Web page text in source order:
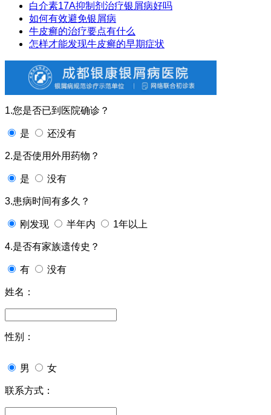
白介素17A抑制剂治疗银屑病好吗
如何有效避免银屑病
牛皮癣的治疗要点有什么
怎样才能发现牛皮癣的早期症状
1.您是否已到医院确诊？
是 还没有
2.是否使用外用药物？
是 没有
3.患病时间有多久？
刚发现 半年内 1年以上
4.是否有家族遗传史？
有 没有
姓名：
性别：
男 女
联系方式：